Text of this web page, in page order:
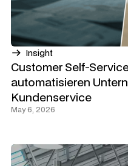
Insight
Customer Self-
automatisieren
Kundenservice
May 6, 2026